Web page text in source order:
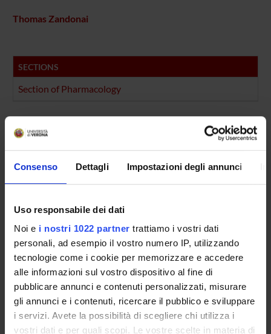
Consenso Dettagli Impostazioni degli annunci
Uso responsabile dei dati
Noi e i nostri 1022 partner trattiamo i vostri dati
personali, ad esempio il vostro numero IP, utilizzando
tecnologie come i cookie per memorizzare e accedere
alle informazioni sul vostro dispositivo al fine di
pubblicare annunci e contenuti personalizzati, misurare
gli annunci e i contenuti, ricercare il pubblico e sviluppare
i servizi. Avete la possibilità di scegliere chi utilizza i
vostri dati e per quali scopi. Le vostre scelte in materia di
Thomas Zandonai
SECTIONS
Section of Pharmacology
TITLE
Prevenzione del doping
Nicotine–Induced phosphorylation of phosphorylated
Nicotinic Receptors and the Treatment of Attentional and
Smokeless tobacco use in sports: 'legal doping'?
ACTIVITIES
RESEARCH AREAS